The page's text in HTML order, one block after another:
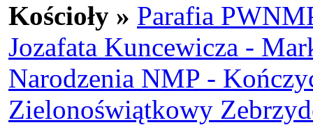
Kościoły » Parafia
Jozafata Kuncewicza -
Narodzenia NMP -
Zielonoświątkowy